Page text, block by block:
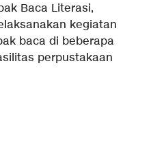
Baca Literasi,
kegiatan
baca di beberapa
perpustakaan